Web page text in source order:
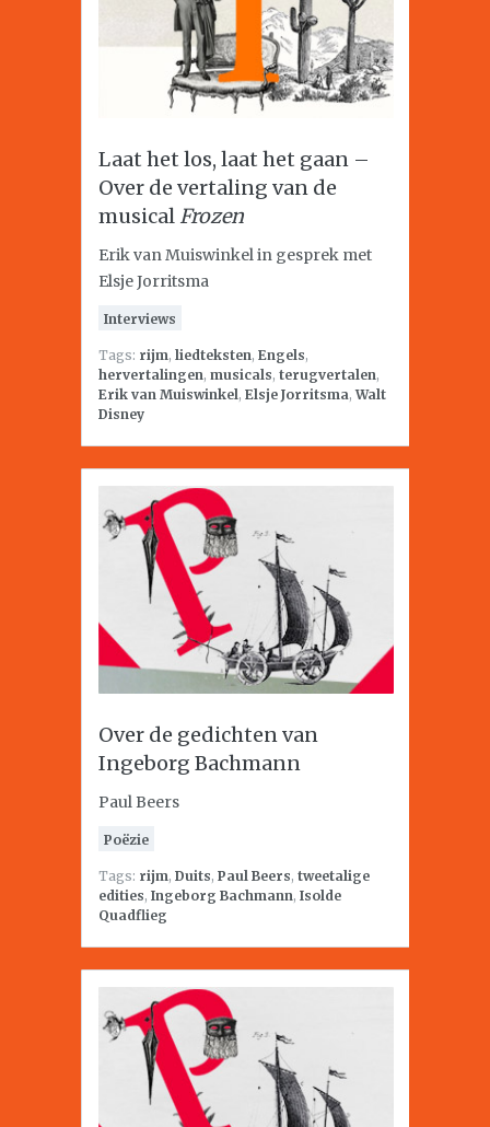
Laat het los, laat het gaan –
Over de vertaling van de
musical Frozen
Erik van Muiswinkel in gesprek met
Elsje Jorritsma
Interviews
Tags: rijm, liedteksten, Engels,
hervertalingen, musicals, terugvertalen,
Erik van Muiswinkel, Elsje Jorritsma,Walt
Disney
Over de gedichten van
Ingeborg Bachmann
Paul Beers
Poëzie
Tags: rijm, Duits, Paul Beers, tweetalige
edities, Ingeborg Bachmann, Isolde
Quadflieg